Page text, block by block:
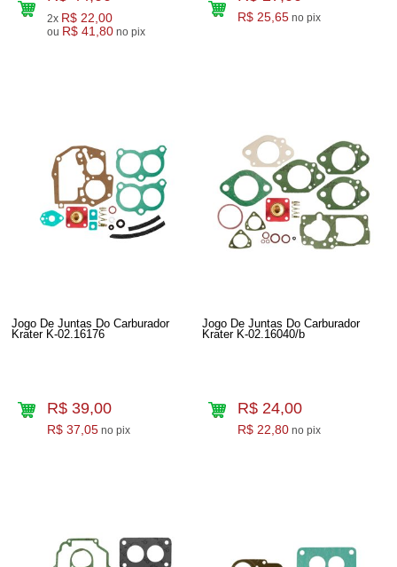
2x R$ 22,00
ou R$ 41,80 no pix
R$ 25,65 no pix
Jogo De Juntas Do Carburador
Krater K-02.16176
R$ 39,00
R$ 37,05 no pix
Jogo De Juntas Do Carburador
Krater K-02.16040/b
R$ 24,00
R$ 22,80 no pix